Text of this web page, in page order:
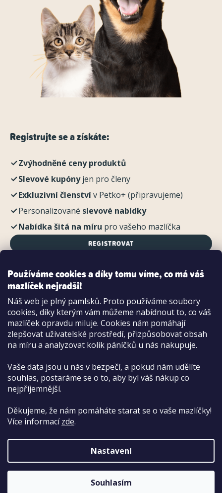
Používáme cookies a díky tomu víme, co má váš
mazlíček nejradši!
Náš web je plný pamlsků. Proto používáme soubory
cookies, díky kterým vám můžeme nabídnout to, co váš
mazlíček opravdu miluje. Cookies nám pomáhají
zlepšovat uživatelské prostředí, přizpůsobovat obsah
na míru a analyzovat kolik páníčků u nás nakupuje.
Vaše data jsou u nás v bezpečí, a pokud nám udělíte
souhlas, postaráme se o to, aby byl váš nákup co
nejpříjemnější.
Děkujeme, že nám pomáháte starat se o vaše mazlíčky!
Více informacízde.
Nastavení
Souhlasím
Registrujte se a získáte:
Zvýhodněné ceny produktů
Slevové kupónyjen pro členy
Exkluzivní členstvív Petko+ (připravujeme)
Personalizované slevové nabídky
Nabídka šitá na míru pro vašeho mazlíčka
REGISTROVAT
Možnosti platby:
Dobírkou
Hotově i kartou na pobočce